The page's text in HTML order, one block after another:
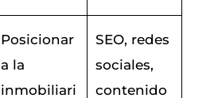
Posicionar
a la
inmobiliari
SEO, redes
sociales,
contenido